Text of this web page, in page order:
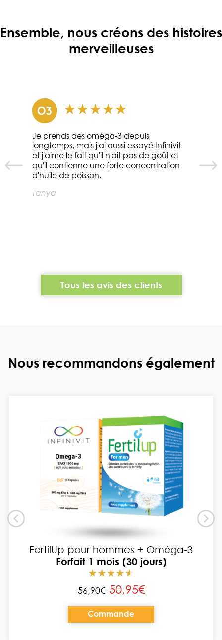
Ensemble, nous créons des histoires
merveilleuses
Je prends des oméga-3 depuis
longtemps, mais j'ai aussi essayé Infinivit
et j'aime le fait qu'il n'ait pas de goût et
qu'il contienne une forte concentration
d'huile de poisson.
Tanya
Tous les avis des clients
Nous recommandons également
FertilUp pour hommes + Oméga-3
Forfait 1 mois (30 jours)
56,90€ 50,95€
Commande